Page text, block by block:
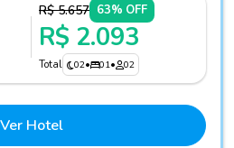
R$ 5.657 63% OFF
R$ 2.093
Total 02• 01• 02
Ver Hotel